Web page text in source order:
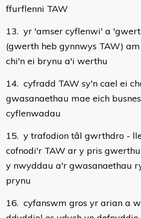
ffurflenni TAW
13. yr 'amser cyflenwi' a
(gwerth heb gynnwys TAW)
chi'n ei brynu a'i werthu
14. cyfradd TAW sy'n cael ei
gwasanaethau mae eich
cyflenwadau
15. y trafodion tâl gwrthdro -
cofnodi'r TAW ar y pris
y nwyddau a'r gwasanaethau
prynu
16. cyfanswm gros yr arian a